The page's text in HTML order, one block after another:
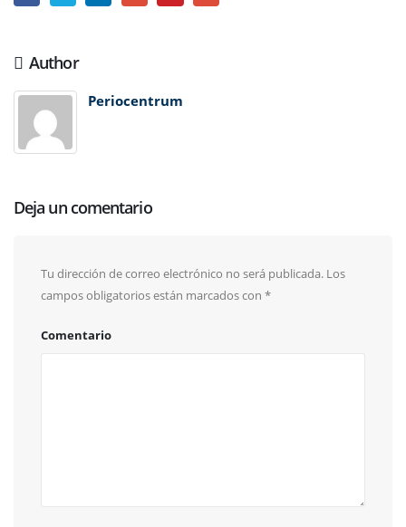
Author
Periocentrum
Deja un comentario
Tu dirección de correo electrónico no será publicada. Los
campos obligatorios están marcados con *
Comentario